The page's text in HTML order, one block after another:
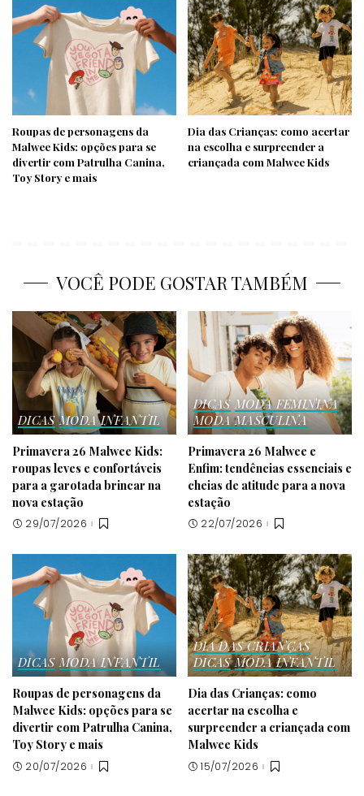
Roupas de personagens da
Malwee Kids: opções para se
divertir com Patrulha Canina,
Toy Story e mais
Dia das Crianças: como acertar
na escolha e surpreender a
criançada com Malwee Kids
VOCÊ PODE GOSTAR TAMBÉM
DICAS MODA INFANTIL
Primavera 26 Malwee Kids:
roupas leves e confortáveis
para a garotada brincar na
nova estação
29/07/2026
DICAS MODA FEMININA
MODA MASCULINA
Primavera 26 Malwee e
Enfim: tendências essenciais e
cheias de atitude para a nova
estação
22/07/2026
DICAS MODA INFANTIL
Roupas de personagens da
Malwee Kids: opções para se
divertir com Patrulha Canina,
Toy Story e mais
20/07/2026
DIA DAS CRIANÇAS
DICAS MODA INFANTIL
Dia das Crianças: como
acertar na escolha e
surpreender a criançada com
Malwee Kids
15/07/2026